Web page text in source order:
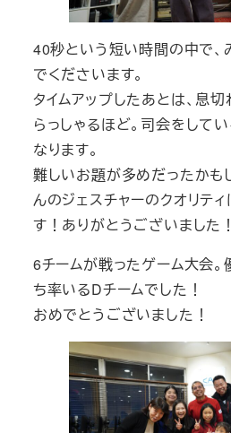
40秒という短い時間の中で
でくださいます。
タイムアップしたあとは、息
らっしゃるほど。司会をして
なります。
難しいお題が多めだったかも
んのジェスチャーのクオリテ
す！ありがとうございました！
6チームが戦ったゲーム大会
ち率いるDチームでした！
おめでとうございました！